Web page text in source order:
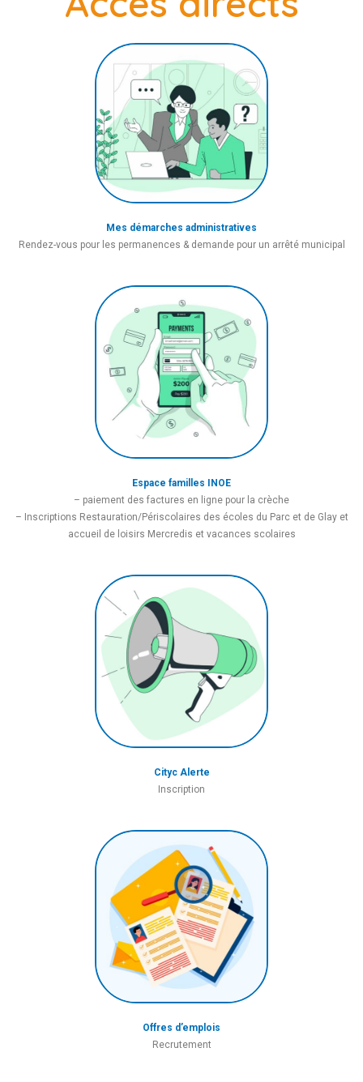
Mes démarches administratives
Rendez-vous pour les permanences & demande pour un arrêté municipal
Espace familles INOE
– paiement des factures en ligne pour la crèche
– Inscriptions Restauration/Périscolaires des écoles du Parc et de Glay et
accueil de loisirs Mercredis et vacances scolaires
Cityc Alerte
Inscription
Offres d’emplois
Recrutement